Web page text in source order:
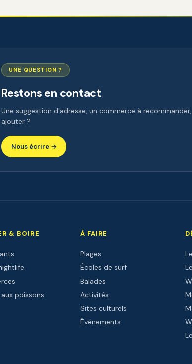
UNE QUESTION ?
Restons en contact
Une suggestion d'adresse, un commerce à
ajouter ?
Nous écrire →
& BOIRE
poissons
À FAIRE
Plages
Écoles de surf
Balades
Activités
Sites culturels
Événements